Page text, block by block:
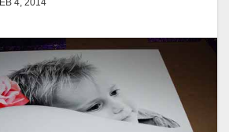
4, 2014